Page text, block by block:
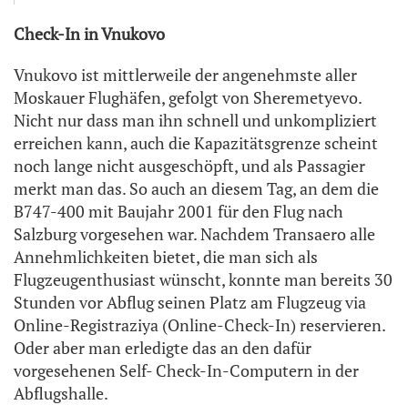
Check-In in Vnukovo
Vnukovo ist mittlerweile der angenehmste aller
Moskauer Flughäfen, gefolgt von Sheremetyevo.
Nicht nur dass man ihn schnell und unkompliziert
erreichen kann, auch die Kapazitätsgrenze scheint
noch lange nicht ausgeschöpft, und als Passagier
merkt man das. So auch an diesem Tag, an dem die
B747-400 mit Baujahr 2001 für den Flug nach
Salzburg vorgesehen war. Nachdem Transaero alle
Annehmlichkeiten bietet, die man sich als
Flugzeugenthusiast wünscht, konnte man bereits 30
Stunden vor Abflug seinen Platz am Flugzeug via
Online-Registraziya (Online-Check-In) reservieren.
Oder aber man erledigte das an den dafür
vorgesehenen Self- Check-In-Computern in der
Abflugshalle.